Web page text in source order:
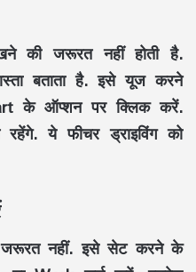
की जरूरत नहीं होती है.
बताता है. इसे यूज करने
के ऑप्शन पर क्लिक करें.
ये फीचर ड्राइविंग को
जरूरत नहीं. इसे सेट करने के